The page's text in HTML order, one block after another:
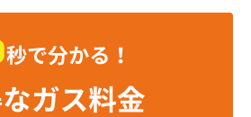
株式会社 西尾営業所
ス株式会社 尾張支店 春日井営
株式会社 豊川営業所